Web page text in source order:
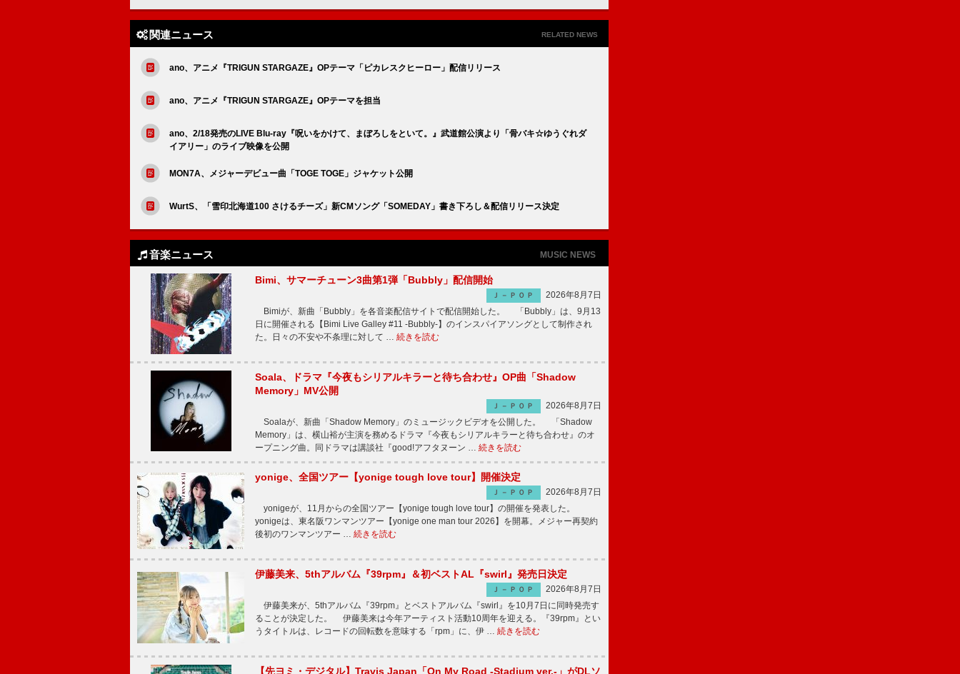
関連ニュース RELATED NEWS
ano、アニメ『TRIGUN STARGAZE』OPテーマ「ピカレスクヒーロー」配信リリース
ano、アニメ『TRIGUN STARGAZE』OPテーマを担当
ano、2/18発売のLIVE Blu-ray『呪いをかけて、まぼろしをといて。』武道館公演より「骨バキ☆ゆうぐれダ
イアリー」のライブ映像を公開
MON7A、メジャーデビュー曲「TOGE TOGE」ジャケット公開
WurtS、「雪印北海道100 さけるチーズ」新CMソング「SOMEDAY」書き下ろし＆配信リリース決定
音楽ニュース MUSIC NEWS
Bimi、サマーチューン3曲第1弾「Bubbly」配信開始
Ｊ－ＰＯＰ
2026年8月7日
Bimiが、新曲「Bubbly」を各音楽配信サイトで配信開始した。 「Bubbly」は、9月13
日に開催される【Bimi Live Galley #11 -Bubbly-】のインスパイアソングとして制作され
た。日々の不安や不条理に対して … 続きを読む
Soala、ドラマ『今夜もシリアルキラーと待ち合わせ』OP曲「Shadow
Memory」MV公開
Ｊ－ＰＯＰ
2026年8月7日
Soalaが、新曲「Shadow Memory」のミュージックビデオを公開した。 「Shadow
Memory」は、横山裕が主演を務めるドラマ『今夜もシリアルキラーと待ち合わせ』のオ
ープニング曲。同ドラマは講談社『good!アフタヌーン … 続きを読む
yonige、全国ツアー【yonige tough love tour】開催決定
Ｊ－ＰＯＰ
2026年8月7日
yonigeが、11月からの全国ツアー【yonige tough love tour】の開催を発表した。
yonigeは、東名阪ワンマンツアー【yonige one man tour 2026】を開幕。メジャー再契約
後初のワンマンツアー … 続きを読む
伊藤美来、5thアルバム『39rpm』＆初ベストAL『swirl』発売日決定
Ｊ－ＰＯＰ
2026年8月7日
伊藤美来が、5thアルバム『39rpm』とベストアルバム『swirl』を10月7日に同時発売す
ることが決定した。 伊藤美来は今年アーティスト活動10周年を迎える。『39rpm』とい
うタイトルは、レコードの回転数を意味する「rpm」に、伊 … 続きを読む
【先ヨミ・デジタル】Travis Japan「On My Road -Stadium ver.-」がDLソ